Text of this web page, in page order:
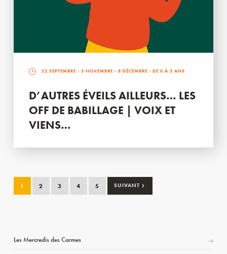
22 SEPTEMBRE - 3 NOVEMBRE - 8 DÉCEMBRE - DE 0 À 3 ANS
D’AUTRES ÉVEILS AILLEURS… LES
OFF DE BABILLAGE | VOIX ET
VIENS…
1 2 3 4 5 SUIVANT ›
Les Mercredis des Carmes